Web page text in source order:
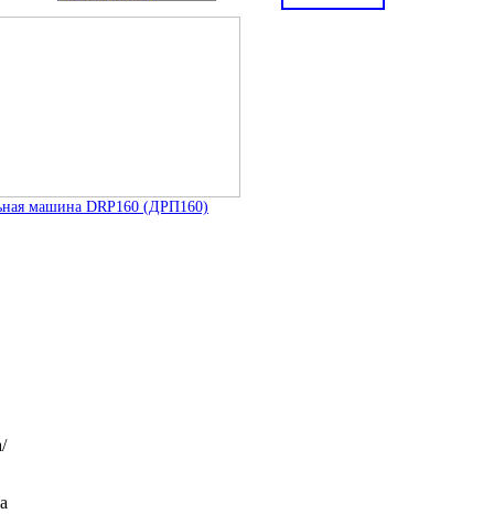
машина DRP160 (ДРП160)